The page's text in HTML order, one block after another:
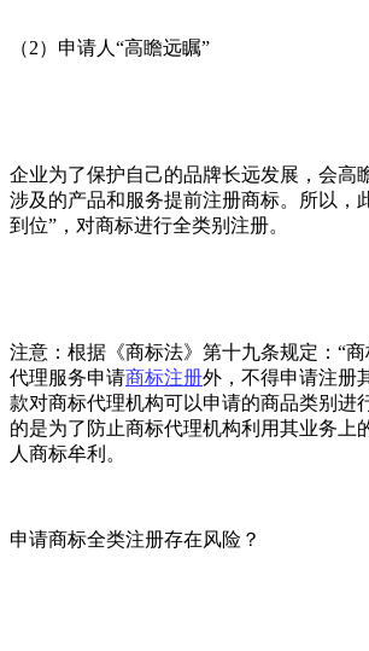
（2）申请人“高瞻远瞩”
企业为了保护自己的品牌长远发展，会高
涉及的产品和服务提前注册商标。所以，
到位”，对商标进行全类别注册。
注意：根据《商标法》第十九条规定：“
代理服务申请商标注册外，不得申请注册
款对商标代理机构可以申请的商品类别进
的是为了防止商标代理机构利用其业务上
人商标牟利。
申请商标全类注册存在风险？